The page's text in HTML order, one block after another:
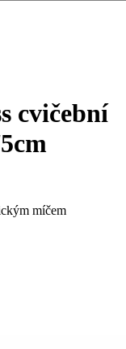
cvičební
míčem